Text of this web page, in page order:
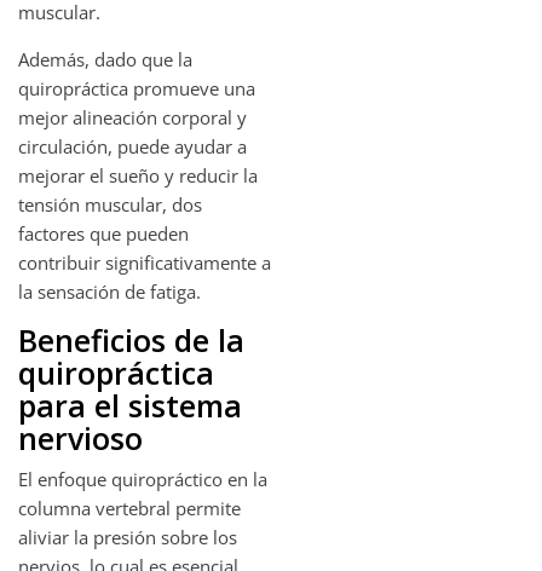
muscular.
Además, dado que la
quiropráctica promueve una
mejor alineación corporal y
circulación, puede ayudar a
mejorar el sueño y reducir la
tensión muscular, dos
factores que pueden
contribuir significativamente a
la sensación de fatiga.
Beneficios de la
quiropráctica
para el sistema
nervioso
El enfoque quiropráctico en la
columna vertebral permite
aliviar la presión sobre los
nervios, lo cual es esencial